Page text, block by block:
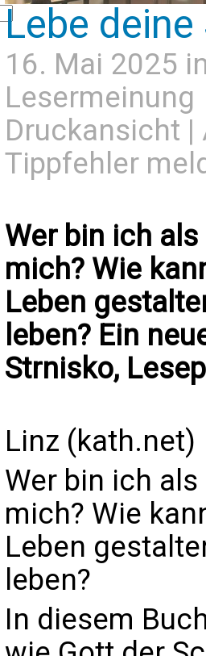
Lebe
16. Mai 2025
Lesermeinung
Druckansicht |
Tippfehler
Wer bin ich
mich? Wie
Leben
leben? Ein
Strnisko,
Linz (kath.net)
Wer bin ich
mich? Wie
Leben
leben?
In diesem